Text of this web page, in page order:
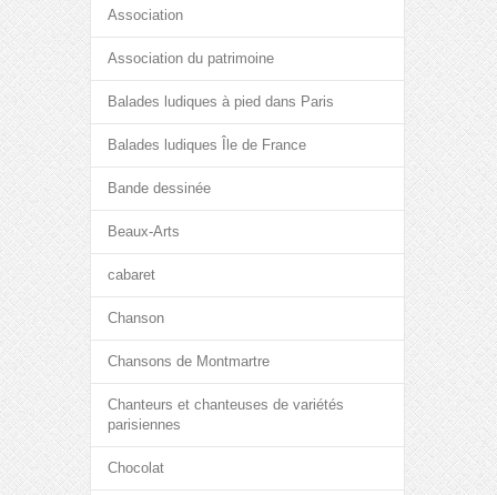
Association
Association du patrimoine
Balades ludiques à pied dans Paris
Balades ludiques Île de France
Bande dessinée
Beaux-Arts
cabaret
Chanson
Chansons de Montmartre
Chanteurs et chanteuses de variétés
parisiennes
Chocolat